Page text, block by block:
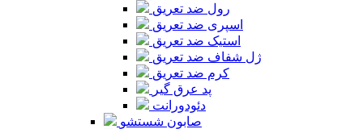
رول ضد تعریق
اسپری ضد تعریق
استیک ضد تعریق
ژل شفاف ضد تعریق
کرم ضد تعریق
پد عرق گیر
دئودورانت
صابون شستشو